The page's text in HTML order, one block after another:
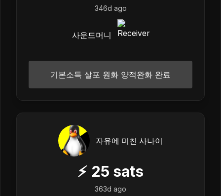
346d ago
사운드머니
기본소득 살포 원화 양적완화 완료
자유에 미친 사나이
⚡ 25 sats
363d ago